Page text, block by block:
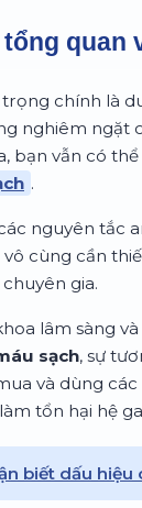
quan
chính là
nghiêm
bạn vẫn có
.
nguyên tắc
cùng cần
gia.
lâm sàng
sạch, sự
và dùng
tổn hại hệ
biết dấu